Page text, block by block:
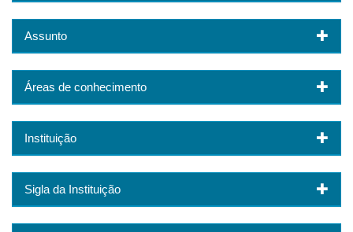
Assunto
Áreas de conhecimento
Instituição
Sigla da Instituição